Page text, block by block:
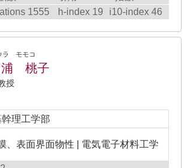
1555 h-index 19 i10-index 46
ラ モモコ
浦 桃子
授
理工学部
、表面界面物性 | 電気電子材料工学